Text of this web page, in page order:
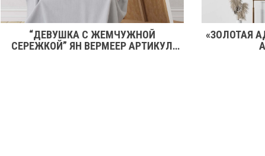
“ДЕВУШКА С ЖЕМЧУЖНОЙ
СЕРЕЖКОЙ” ЯН ВЕРМЕЕР АРТИКУЛ
«ЗОЛОТАЯ